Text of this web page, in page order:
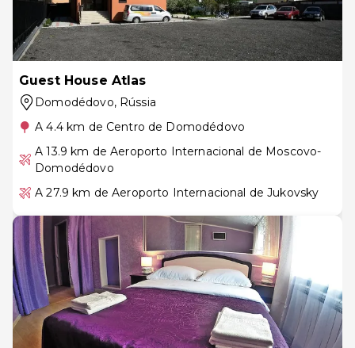
Guest House Atlas
Domodédovo, Rússia
A 4.4 km de Centro de Domodédovo
A 13.9 km de Aeroporto Internacional de Moscovo-
Domodédovo
A 27.9 km de Aeroporto Internacional de Jukovsky